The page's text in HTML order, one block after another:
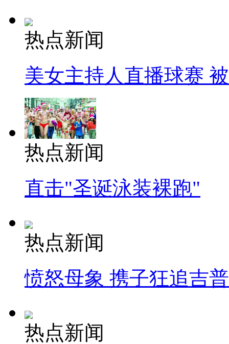
热点新闻
美女主持人直播球赛
热点新闻
直击"圣诞泳装裸跑"
热点新闻
愤怒母象 携子狂追吉
热点新闻